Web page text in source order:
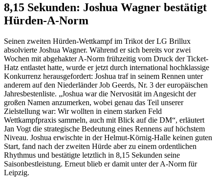
8,15 Sekunden: Joshua Wagner bestätigt
Hürden-A-Norm
Seinen zweiten Hürden-Wettkampf im Trikot der LG Brillux
absolvierte Joshua Wagner. Während er sich bereits vor zwei
Wochen mit abgehakter A-Norm frühzeitig vom Druck der Ticket-
Hatz entlastet hatte, wurde er jetzt durch international hochklassige
Konkurrenz herausgefordert: Joshua traf in seinem Rennen unter
anderem auf den Niederländer Job Geerds, Nr. 3 der europäischen
Jahresbestenliste. „Joshua war die Nervosität im Angesicht der
großen Namen anzumerken, wobei genau das Teil unserer
Zielstellung war: Wir wollten in einem starken Feld
Wettkampfpraxis sammeln, auch mit Blick auf die DM“, erläutert
Jan Vogt die strategische Bedeutung eines Rennens auf höchstem
Niveau. Joshua erwischte in der Helmut-Körnig-Halle keinen guten
Start, fand nach der zweiten Hürde aber zu einem ordentlichen
Rhythmus und bestätigte letztlich in 8,15 Sekunden seine
Saisonbestleistung. Erneut blieb er damit unter der A-Norm für
Leipzig.